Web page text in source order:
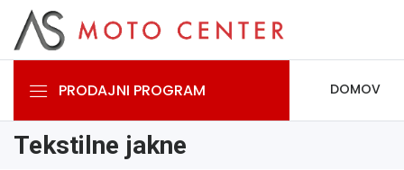
PRODAJNI PROGRAM DOMOV
Tekstilne jakne